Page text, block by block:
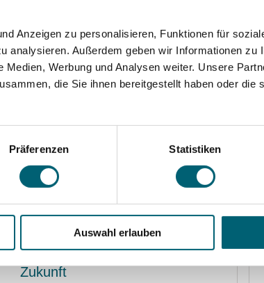
Anzeigen zu personalisieren, Funktionen für
analysieren. Außerdem geben wir Informationen zu
Werbung und Analysen weiter. Unsere
die Sie ihnen bereitgestellt haben oder die
Präferenzen Statistiken
Auswahl erlauben
Weitere Artikel
100 Tage im Amt: Fernando
Imhof über Kultur, Wandel und
Zukunft